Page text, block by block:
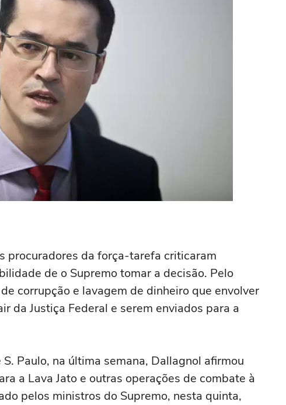
procuradores da força-tarefa criticaram
de o Supremo tomar a decisão. Pelo
corrupção e lavagem de dinheiro que envolver
da Justiça Federal e serem enviados para a
Paulo, na última semana, Dallagnol afirmou
a Lava Jato e outras operações de combate à
pelos ministros do Supremo, nesta quinta,